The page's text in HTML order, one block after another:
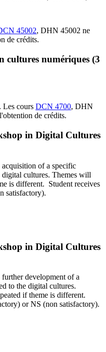
45002, DHN 45002 ne
de crédits.
cultures numériques (3
. Les cours DCN 4700, DHN
de crédits.
in Digital Cultures
of a specific
digital cultures. Themes will
is different. Student receives
satisfactory).
in Digital Cultures
development of a
to the digital cultures.
if theme is different.
or NS (non satisfactory).